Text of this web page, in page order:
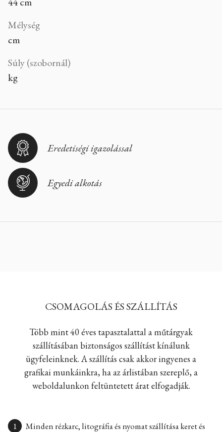
Mélység
cm
Súly (szobornál)
kg
Eredetiségi igazolással
Egyedi alkotás
CSOMAGOLÁS ÉS SZÁLLÍTÁS
Több mint 40 éves tapasztalattal a műtárgyak
szállításában biztonságos szállítást kínálunk
ügyfeleinknek. A szállítás csak akkor ingyenes a
grafikai munkáinkra, ha az árlistában szereplő, a
weboldalunkon feltüntetett árat elfogadják.
Minden rézkarc, litográfia és nyomat szállítása keret és